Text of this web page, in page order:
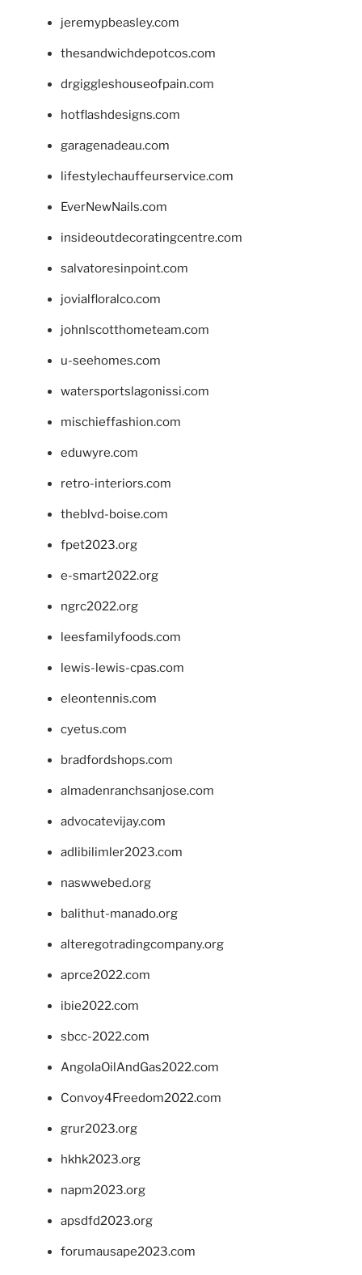
jeremypbeasley.com
thesandwichdepotcos.com
drgiggleshouseofpain.com
hotflashdesigns.com
garagenadeau.com
lifestylechauffeurservice.com
EverNewNails.com
insideoutdecoratingcentre.com
salvatoresinpoint.com
jovialfloralco.com
johnlscotthometeam.com
u-seehomes.com
watersportslagonissi.com
mischieffashion.com
eduwyre.com
retro-interiors.com
theblvd-boise.com
fpet2023.org
e-smart2022.org
ngrc2022.org
leesfamilyfoods.com
lewis-lewis-cpas.com
eleontennis.com
cyetus.com
bradfordshops.com
almadenranchsanjose.com
advocatevijay.com
adlibilimler2023.com
naswwebed.org
balithut-manado.org
alteregotradingcompany.org
aprce2022.com
ibie2022.com
sbcc-2022.com
AngolaOilAndGas2022.com
Convoy4Freedom2022.com
grur2023.org
hkhk2023.org
napm2023.org
apsdfd2023.org
forumausape2023.com